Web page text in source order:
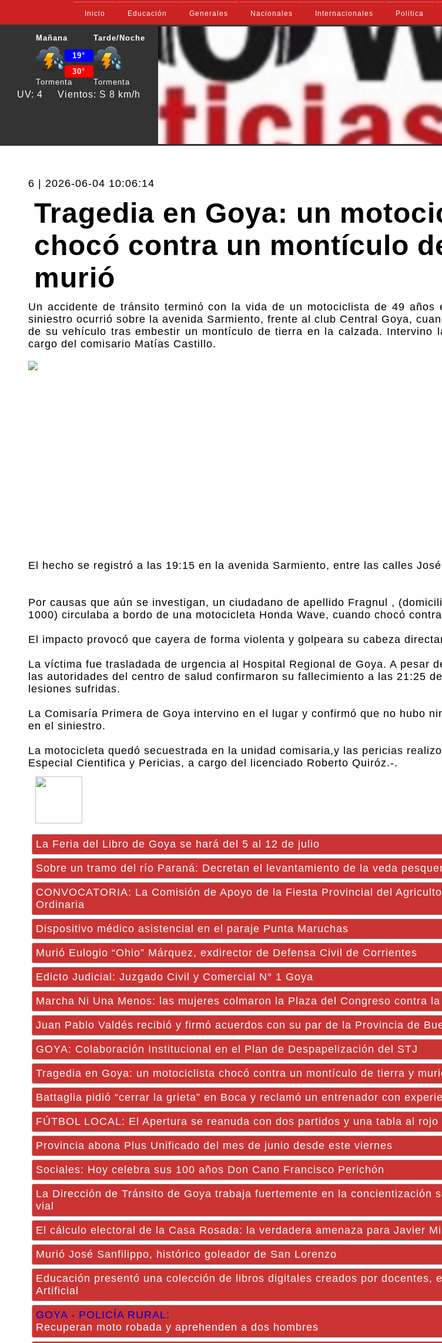
Inicio Educación Generales Nacionales Internacionales Politica
Mañana
Tormenta
19°
30°
Tarde/Noche
Tormenta
UV: 4 Vientos: S 8 km/h
6 | 2026-06-04 10:06:14
Tragedia en Goya: un
chocó contra un montículo
murió
Un accidente de tránsito terminó con la vida de un motociclista de 49 años
siniestro ocurrió sobre la avenida Sarmiento, frente al club Central Goya,
de su vehículo tras embestir un montículo de tierra en la calzada. Intervino
cargo del comisario Matías Castillo.
El hecho se registró a las 19:15 en la avenida Sarmiento, entre las calles
Por causas que aún se investigan, un ciudadano de apellido Fragnul ,
1000) circulaba a bordo de una motocicleta Honda Wave, cuando chocó
El impacto provocó que cayera de forma violenta y golpeara su cabeza
La víctima fue trasladada de urgencia al Hospital Regional de Goya. A pesar
las autoridades del centro de salud confirmaron su fallecimiento a las 21:25
lesiones sufridas.
La Comisaría Primera de Goya intervino en el lugar y confirmó que no hubo
en el siniestro.
La motocicleta quedó secuestrada en la unidad comisaria,y las pericias
Especial Cientifica y Pericias, a cargo del licenciado Roberto Quiróz.-.
La Feria del Libro de Goya se hará del 5 al 12 de julio
Sobre un tramo del río Paraná: Decretan el levantamiento de la veda
CONVOCATORIA: La Comisión de Apoyo de la Fiesta Provincial del
Ordinaria
Dispositivo médico asistencial en el paraje Punta Maruchas
Murió Eulogio “Ohio” Márquez, exdirector de Defensa Civil de Corrientes
Edicto Judicial: Juzgado Civil y Comercial N° 1 Goya
Marcha Ni Una Menos: las mujeres colmaron la Plaza del Congreso contra
Juan Pablo Valdés recibió y firmó acuerdos con su par de la Provincia de
GOYA: Colaboración Institucional en el Plan de Despapelización del STJ
Tragedia en Goya: un motociclista chocó contra un montículo de tierra y
Battaglia pidió “cerrar la grieta” en Boca y reclamó un entrenador con
FÚTBOL LOCAL: El Apertura se reanuda con dos partidos y una tabla al rojo
Provincia abona Plus Unificado del mes de junio desde este viernes
Sociales: Hoy celebra sus 100 años Don Cano Francisco Perichón
La Dirección de Tránsito de Goya trabaja fuertemente en la concientización
vial
El cálculo electoral de la Casa Rosada: la verdadera amenaza para Javier
Murió José Sanfilippo, histórico goleador de San Lorenzo
Educación presentó una colección de libros digitales creados por docentes,
Artificial
GOYA - POLICÍA RURAL:
Recuperan moto robada y aprehenden a dos hombres